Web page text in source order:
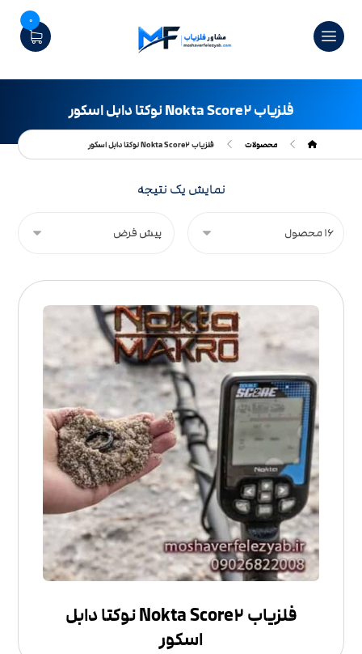
0
فلزیاب Nokta Score۲ نوکتا دابل اسکور
محصولات فلزیاب Nokta Score۲ نوکتا دابل اسکور
نمایش یک نتیجه
فلزیاب Nokta Score۲ نوکتا دابل
اسکور